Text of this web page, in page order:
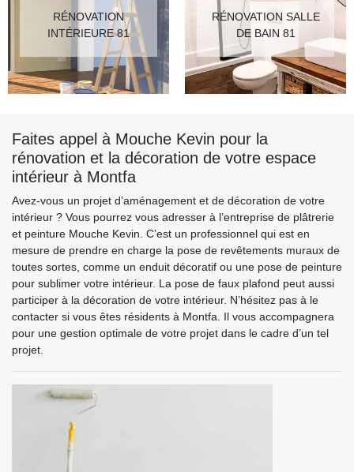
RÉNOVATION
INTÉRIEURE 81
RÉNOVATION SALLE
DE BAIN 81
Faites appel à Mouche Kevin pour la
rénovation et la décoration de votre espace
intérieur à Montfa
Avez-vous un projet d’aménagement et de décoration de votre
intérieur ? Vous pourrez vous adresser à l’entreprise de plâtrerie
et peinture Mouche Kevin. C’est un professionnel qui est en
mesure de prendre en charge la pose de revêtements muraux de
toutes sortes, comme un enduit décoratif ou une pose de peinture
pour sublimer votre intérieur. La pose de faux plafond peut aussi
participer à la décoration de votre intérieur. N’hésitez pas à le
contacter si vous êtes résidents à Montfa. Il vous accompagnera
pour une gestion optimale de votre projet dans le cadre d’un tel
projet.